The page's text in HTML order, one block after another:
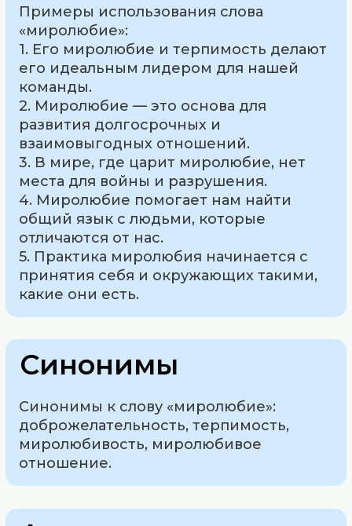
Примеры использования слова
«миролюбие»:
1. Его миролюбие и терпимость делают
его идеальным лидером для нашей
команды.
2. Миролюбие — это основа для
развития долгосрочных и
взаимовыгодных отношений.
3. В мире, где царит миролюбие, нет
места для войны и разрушения.
4. Миролюбие помогает нам найти
общий язык с людьми, которые
отличаются от нас.
5. Практика миролюбия начинается с
принятия себя и окружающих такими,
какие они есть.
Синонимы
Синонимы к слову «миролюбие»:
доброжелательность, терпимость,
миролюбивость, миролюбивое
отношение.